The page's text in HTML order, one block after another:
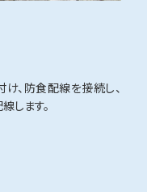
、防食配線を接続し、
します。